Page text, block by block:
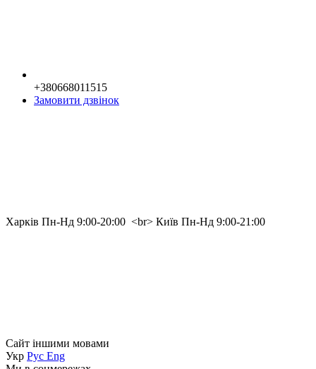
+380668011515
Замовити дзвінок
Харків Пн-Нд 9:00-20:00  <br> Київ Пн-Нд 9:00-21:00
Сайт іншими мовами
Укр Рус Eng